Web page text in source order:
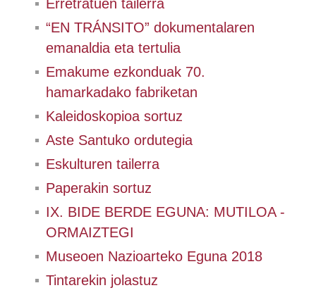
Erretratuen tailerra
“EN TRÁNSITO” dokumentalaren
emanaldia eta tertulia
Emakume ezkonduak 70.
hamarkadako fabriketan
Kaleidoskopioa sortuz
Aste Santuko ordutegia
Eskulturen tailerra
Paperakin sortuz
IX. BIDE BERDE EGUNA: MUTILOA -
ORMAIZTEGI
Museoen Nazioarteko Eguna 2018
Tintarekin jolastuz